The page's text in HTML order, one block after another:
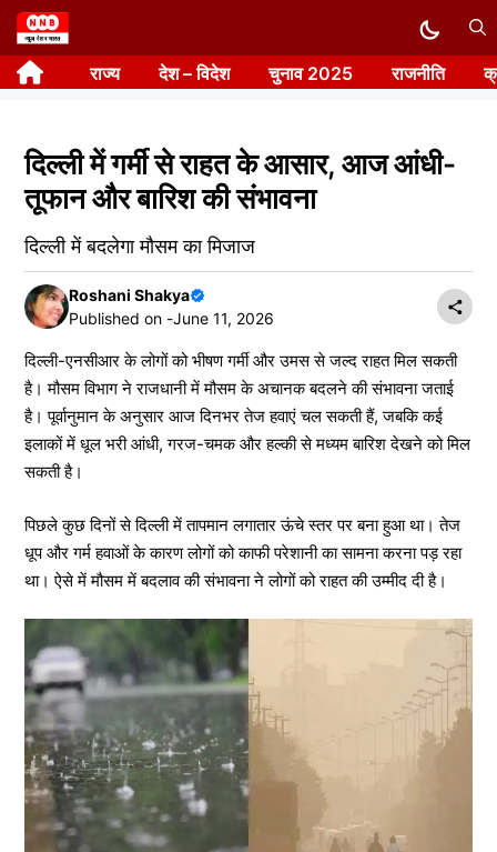
Skip
to
content राज्य देश – विदेश चुनाव 2025 राजनीति
दिल्ली में गर्मी से राहत के आसार, आज आंधी-
तूफान और बारिश की संभावना
दिल्ली में बदलेगा मौसम का मिजाज
Roshani Shakya
Published on -June 11, 2026
दिल्ली-एनसीआर के लोगों को भीषण गर्मी और उमस से जल्द राहत मिल सकती
है। मौसम विभाग ने राजधानी में मौसम के अचानक बदलने की संभावना जताई
है। पूर्वानुमान के अनुसार आज दिनभर तेज हवाएं चल सकती हैं, जबकि कई
इलाकों में धूल भरी आंधी, गरज-चमक और हल्की से मध्यम बारिश देखने को मिल
सकती है।
पिछले कुछ दिनों से दिल्ली में तापमान लगातार ऊंचे स्तर पर बना हुआ था। तेज
धूप और गर्म हवाओं के कारण लोगों को काफी परेशानी का सामना करना पड़ रहा
था। ऐसे में मौसम में बदलाव की संभावना ने लोगों को राहत की उम्मीद दी है।